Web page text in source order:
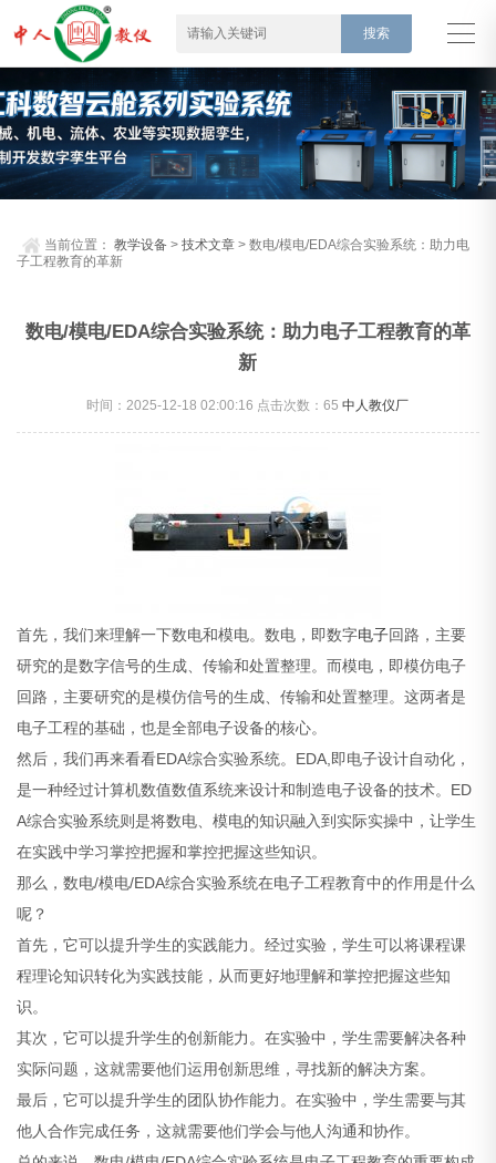
当前位置：教学设备 >技术文章 > 数电/模电/EDA综合实验系统：助力电
子工程教育的革新
数电/模电/EDA综合实验系统：助力电子工程教育的革
新
时间：2025-12-18 02:00:16 点击次数：65中人教仪厂
首先，我们来理解一下数电和模电。数电，即数字电子回路，主要
研究的是数字信号的生成、传输和处置整理。而模电，即模仿电子
回路，主要研究的是模仿信号的生成、传输和处置整理。这两者是
电子工程的基础，也是全部电子设备的核心。
然后，我们再来看看EDA综合实验系统。EDA,即电子设计自动化，
是一种经过计算机数值数值系统来设计和制造电子设备的技术。ED
A综合实验系统则是将数电、模电的知识融入到实际实操中，让学生
在实践中学习掌控把握和掌控把握这些知识。
那么，数电/模电/EDA综合实验系统在电子工程教育中的作用是什么
呢？
首先，它可以提升学生的实践能力。经过实验，学生可以将课程课
程理论知识转化为实践技能，从而更好地理解和掌控把握这些知
识。
其次，它可以提升学生的创新能力。在实验中，学生需要解决各种
实际问题，这就需要他们运用创新思维，寻找新的解决方案。
最后，它可以提升学生的团队协作能力。在实验中，学生需要与其
他人合作完成任务，这就需要他们学会与他人沟通和协作。